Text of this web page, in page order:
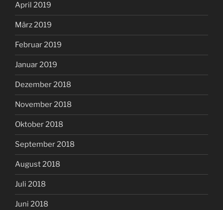
April 2019
März 2019
Februar 2019
Januar 2019
Dezember 2018
November 2018
Oktober 2018
September 2018
August 2018
Juli 2018
Juni 2018